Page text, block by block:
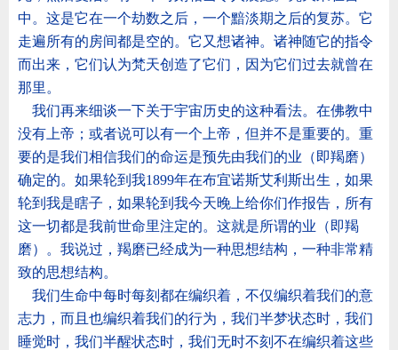
中。这是它在一个劫数之后，一个黯淡期之后的复苏。它
走遍所有的房间都是空的。它又想诸神。诸神随它的指令
而出来，它们认为梵天创造了它们，因为它们过去就曾在
那里。
我们再来细谈一下关于宇宙历史的这种看法。在佛教中
没有上帝；或者说可以有一个上帝，但并不是重要的。重
要的是我们相信我们的命运是预先由我们的业（即羯磨）
确定的。如果轮到我1899年在布宜诺斯艾利斯出生，如果
轮到我是瞎子，如果轮到我今天晚上给你们作报告，所有
这一切都是我前世命里注定的。这就是所谓的业（即羯
磨）。我说过，羯磨已经成为一种思想结构，一种非常精
致的思想结构。
我们生命中每时每刻都在编织着，不仅编织着我们的意
志力，而且也编织着我们的行为，我们半梦状态时，我们
睡觉时，我们半醒状态时，我们无时不刻不在编织着这些